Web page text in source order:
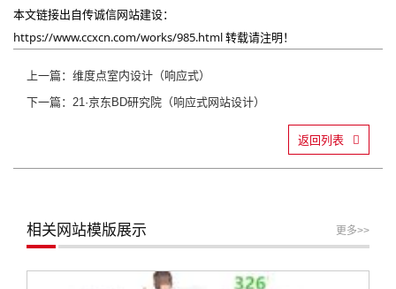
本文链接出自传诚信网站建设：
https://www.ccxcn.com/works/985.html转载请注明！
上一篇：维度点室内设计（响应式）
下一篇：21·京东BD研究院（响应式网站设计）
返回列表
相关网站模版展示 更多>>